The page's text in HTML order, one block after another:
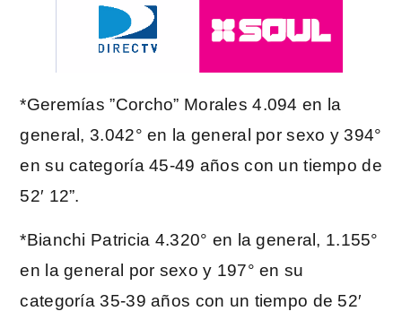
*Geremías ”Corcho” Morales 4.094 en la
general, 3.042° en la general por sexo y 394°
en su categoría 45-49 años con un tiempo de
52′ 12”.
*Bianchi Patricia 4.320° en la general, 1.155°
en la general por sexo y 197° en su
categoría 35-39 años con un tiempo de 52′